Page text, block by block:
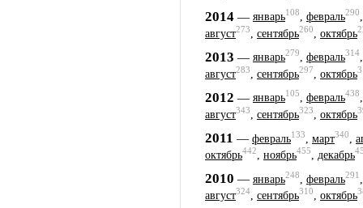
2014 — январь108, февраль290
август273 сентябрь260 октябрь
2013 — январь279, февраль314
август283 сентябрь297 октябрь
2012 — январь105, февраль438
август343, сентябрь323, октябрь
2011 — февраль133 март340
октябрь442, ноябрь455, декабрь
2010 — январь248 февраль291
август324, сентябрь310, октябрь